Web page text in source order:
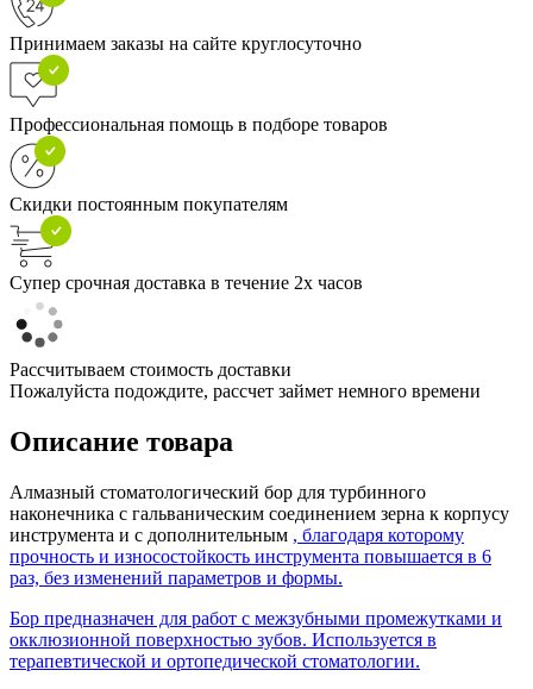
Принимаем заказы на сайте круглосуточно
Профессиональная помощь в подборе товаров
Скидки постоянным покупателям
Супер срочная доставка в течение 2х часов
Рассчитываем стоимость доставки
Пожалуйста подождите, рассчет займет немного времени
Описание товара
Алмазный стоматологический бор для турбинного
наконечника с гальваническим соединением зерна к корпусу
инструмента и с дополнительным , благодаря которому
прочность и износостойкость инструмента повышается в 6
раз, без изменений параметров и формы.
Бор предназначен для работ с межзубными промежутками и
окклюзионной поверхностью зубов. Используется в
терапевтической и ортопедической стоматологии.